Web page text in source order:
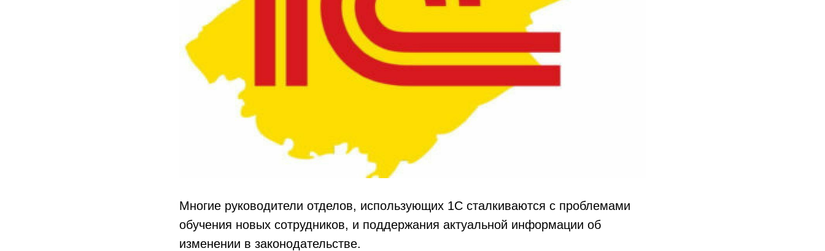
Многие руководители отделов, использующих 1С сталкиваются с проблемами
обучения новых сотрудников, и поддержания актуальной информации об
изменении в законодательстве.